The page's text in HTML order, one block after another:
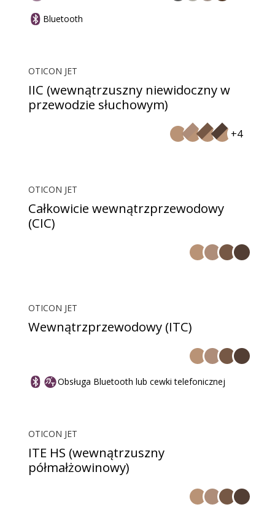
Bluetooth
OTICON JET
IIC (wewnątrzuszny niewidoczny w
przewodzie słuchowym)
+4
OTICON JET
Całkowicie wewnątrzprzewodowy
(CIC)
OTICON JET
Wewnątrzprzewodowy (ITC)
Obsługa Bluetooth lub cewki telefonicznej
OTICON JET
ITE HS (wewnątrzuszny
półmałżowinowy)